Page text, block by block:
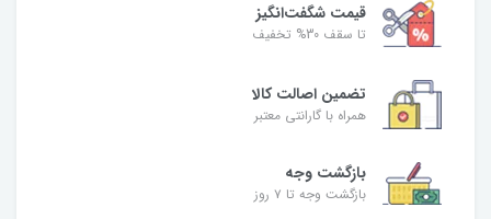
قیمت شگفت‌انگیز
تا سقف 30% تخفیف
تضمین اصالت کالا
همراه با گارانتی معتبر
بازگشت وجه
بازگشت وجه تا ۷ روز